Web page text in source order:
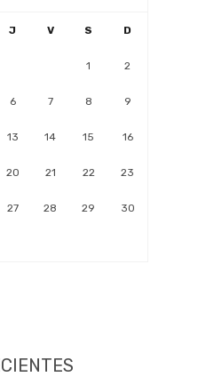
J V S D
1 2
6 7 8 9
13 14 15 16
20 21 22 23
27 28 29 30